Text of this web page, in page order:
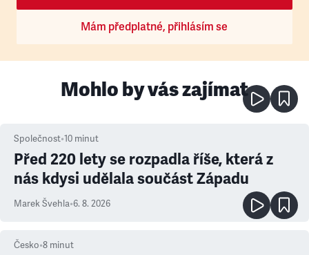
Mám předplatné, přihlásím se
Mohlo by vás zajímat
Společnost•10 minut
Před 220 lety se rozpadla říše, která z
nás kdysi udělala součást Západu
Marek Švehla•6. 8. 2026
Česko•8 minut